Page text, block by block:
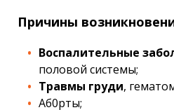
Причины
Воспалительные
половой системы;
Травмы груди,
Аб0рты;